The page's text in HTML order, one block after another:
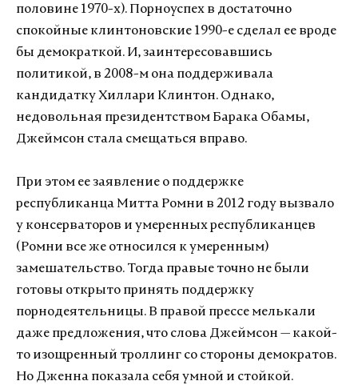
половине 1970-х). Порноуспех в достаточно
спокойные клинтоновские 1990-е сделал ее вроде
бы демократкой. И, заинтересовавшись
политикой, в 2008-м она поддерживала
кандидатку Хиллари Клинтон. Однако,
недовольная президентством Барака Обамы,
Джеймсон стала смещаться вправо.
При этом ее заявление о поддержке
республиканца Митта Ромни в 2012 году вызвало
у консерваторов и умеренных республиканцев
(Ромни все же относился к умеренным)
замешательство. Тогда правые точно не были
готовы открыто принять поддержку
порнодеятельницы. В правой прессе мелькали
даже предложения, что слова Джеймсон — какой-
то изощренный троллинг со стороны демократов.
Но Дженна показала себя умной и стойкой.